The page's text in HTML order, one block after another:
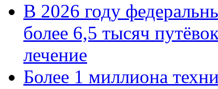
В 2026 году
более 6,5 тысяч
лечение
Более 1 миллиона